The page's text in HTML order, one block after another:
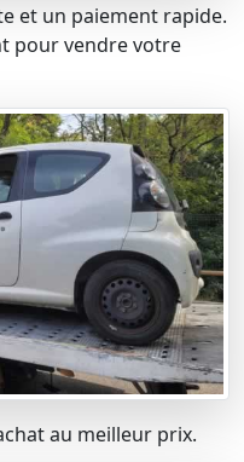
et un paiement rapide.
pour vendre votre
au meilleur prix.